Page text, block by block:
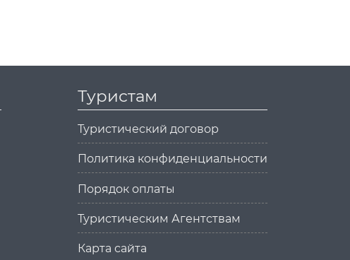
Туристам
Туристический договор
Политика конфиденциальности
Порядок оплаты
Туристическим Агентствам
Карта сайта